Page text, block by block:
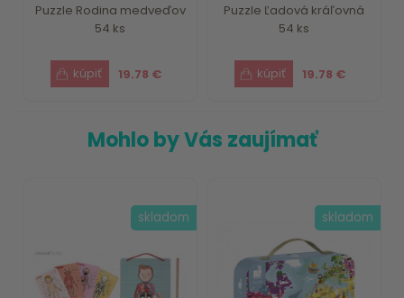
Puzzle Rodina medveďov
54 ks
19.78 €
Puzzle Ľadová kráľovná
54 ks
19.78 €
Mohlo by Vás zaujímať
skladom skladom